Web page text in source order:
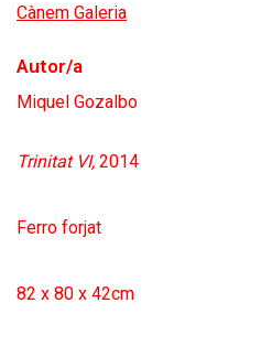
Cànem Galeria
Autor/a
Miquel Gozalbo
Trinitat VI, 2014
Ferro forjat
82 x 80 x 42cm